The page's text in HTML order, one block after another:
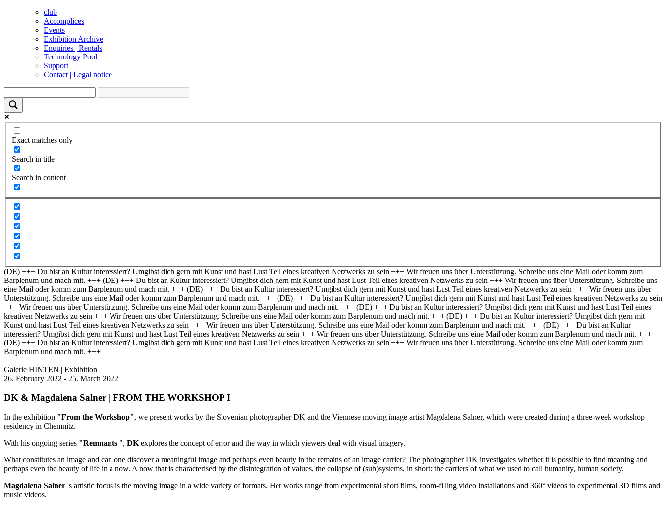
club
Accomplices
Events
Exhibition Archive
Enquiries | Rentals
Technology Pool
Support
Contact | Legal notice
Exact matches only
Search in title
Search in content
(DE) +++ Du bist an Kultur interessiert? Umgibst dich gern mit Kunst und hast Lust Teil eines kreativen Netzwerks zu sein +++ Wir freuen uns über Unterstützung. Schreibe uns eine Mail oder komm zum
Barplenum und mach mit. +++ (DE) +++ Du bist an Kultur interessiert? Umgibst dich gern mit Kunst und hast Lust Teil eines kreativen Netzwerks zu sein +++ Wir freuen uns über Unterstützung. Schreibe uns
eine Mail oder komm zum Barplenum und mach mit. +++ (DE) +++ Du bist an Kultur interessiert? Umgibst dich gern mit Kunst und hast Lust Teil eines kreativen Netzwerks zu sein +++ Wir freuen uns über
Unterstützung. Schreibe uns eine Mail oder komm zum Barplenum und mach mit. +++ (DE) +++ Du bist an Kultur interessiert? Umgibst dich gern mit Kunst und hast Lust Teil eines kreativen Netzwerks zu sein
+++ Wir freuen uns über Unterstützung. Schreibe uns eine Mail oder komm zum Barplenum und mach mit. +++ (DE) +++ Du bist an Kultur interessiert? Umgibst dich gern mit Kunst und hast Lust Teil eines
kreativen Netzwerks zu sein +++ Wir freuen uns über Unterstützung. Schreibe uns eine Mail oder komm zum Barplenum und mach mit. +++ (DE) +++ Du bist an Kultur interessiert? Umgibst dich gern mit
Kunst und hast Lust Teil eines kreativen Netzwerks zu sein +++ Wir freuen uns über Unterstützung. Schreibe uns eine Mail oder komm zum Barplenum und mach mit. +++ (DE) +++ Du bist an Kultur
interessiert? Umgibst dich gern mit Kunst und hast Lust Teil eines kreativen Netzwerks zu sein +++ Wir freuen uns über Unterstützung. Schreibe uns eine Mail oder komm zum Barplenum und mach mit. +++
(DE) +++ Du bist an Kultur interessiert? Umgibst dich gern mit Kunst und hast Lust Teil eines kreativen Netzwerks zu sein +++ Wir freuen uns über Unterstützung. Schreibe uns eine Mail oder komm zum
Barplenum und mach mit. +++
Galerie HINTEN | Exhibition
26. February 2022 - 25. March 2022
DK & Magdalena Salner | FROM THE WORKSHOP I
In the exhibition "From the Workshop", we present works by the Slovenian photographer DK and the Viennese moving image artist Magdalena Salner, which were created during a three-week workshop
residency in Chemnitz.
With his ongoing series "Remnants ", DK explores the concept of error and the way in which viewers deal with visual imagery.
What constitutes an image and can one discover a meaningful image and perhaps even beauty in the remains of an image carrier? The photographer DK investigates whether it is possible to find meaning and
perhaps even the beauty of life in a now. A now that is characterised by the disintegration of values, the collapse of (sub)systems, in short: the carriers of what we used to call humanity, human society.
Magdalena Salner 's artistic focus is the moving image in a wide variety of formats. Her works range from experimental short films, room-filling video installations and 360° videos to experimental 3D films and
music videos.